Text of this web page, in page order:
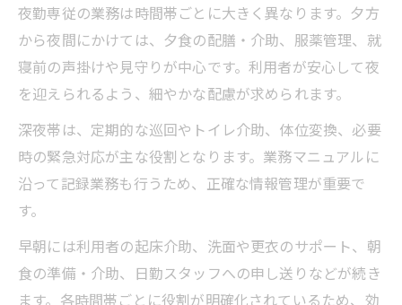
夜勤専従の業務は時間帯ごとに大きく異なります。夕方
から夜間にかけては、夕食の配膳・介助、服薬管理、就
寝前の声掛けや見守りが中心です。利用者が安心して夜
を迎えられるよう、細やかな配慮が求められます。
深夜帯は、定期的な巡回やトイレ介助、体位変換、必要
時の緊急対応が主な役割となります。業務マニュアルに
沿って記録業務も行うため、正確な情報管理が重要で
す。
早朝には利用者の起床介助、洗面や更衣のサポート、朝
食の準備・介助、日勤スタッフへの申し送りなどが続き
ます。各時間帯ごとに役割が明確化されているため、効